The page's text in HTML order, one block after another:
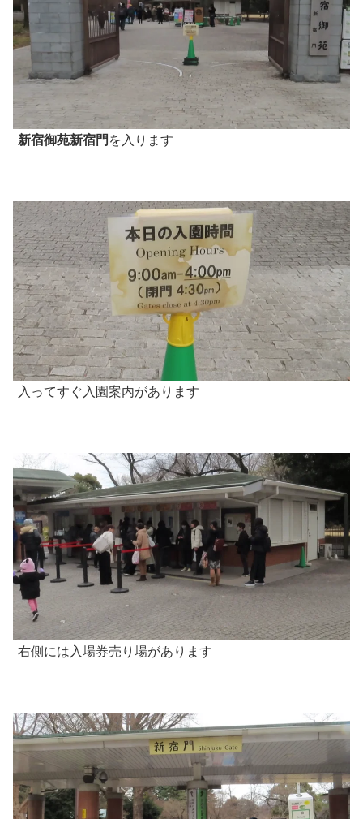
新宿御苑新宿門 を入ります
入ってすぐ入園案内があります
右側には入場券売り場があります